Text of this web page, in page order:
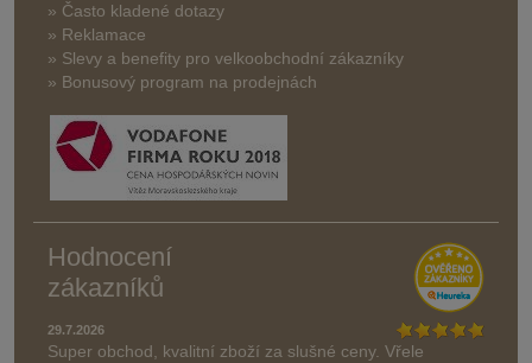
» Často kladené dotazy
» Reklamace
» Slevy a benefity pro velkoobchodní zákazníky
» Bonusový program na prodejnách
Hodnocení
zákazníků
29.7.2026
Super obchod, kvalitní zboží za slušné ceny. Vřele